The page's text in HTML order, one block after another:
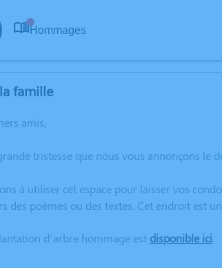
Hommages
famille
amis,
tristesse que nous vous annonçons le
à utiliser cet espace pour laisser vos
des poèmes ou des textes. Cet endroit est
d’arbre hommage est disponible ici.